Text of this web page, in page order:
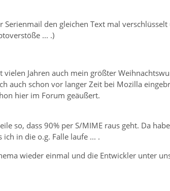
Serienmail den gleichen Text mal
... .)
vielen Jahren auch mein größter
auch schon vor langer Zeit bei Mozilla
hier im Forum geäußert.
so, dass 90% per S/MIME raus geht. Da
ich in die o.g. Falle laufe ... .
wieder einmal und die Entwickler unter